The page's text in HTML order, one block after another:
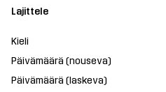
Lajittele
Kieli
Päivämäärä (nouseva)
Päivämäärä (laskeva)